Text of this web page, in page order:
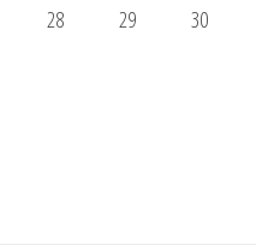
28 29
30